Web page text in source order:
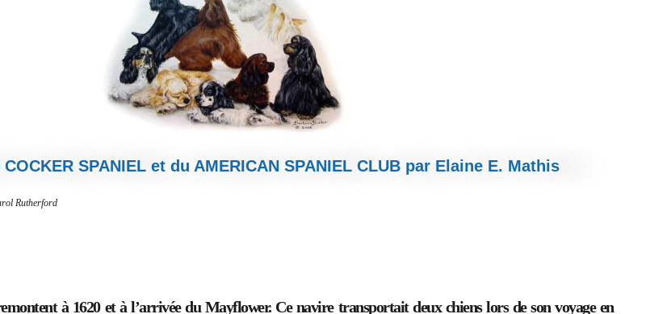
COCKER SPANIEL et du AMERICAN SPANIEL CLUB par Elaine E. Mathis
Rutherford
à 1620 et à l’arrivée du Mayflower. Ce navire transportait deux chiens lors de son voyage en